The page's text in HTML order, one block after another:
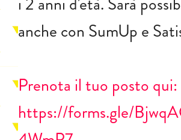
anche con SumUp e
Prenota il tuo posto qui:
https://forms.gle/